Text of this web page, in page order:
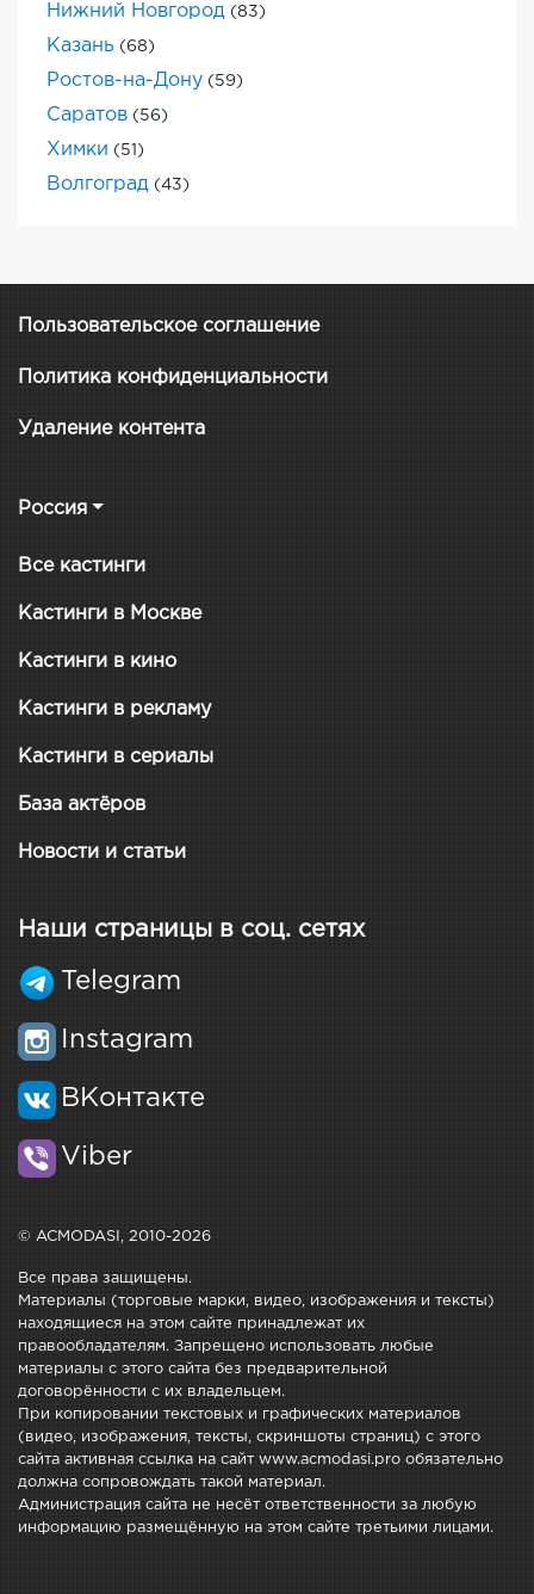
Нижний Новгород (83)
Казань (68)
Ростов-на-Дону (59)
Саратов (56)
Химки (51)
Волгоград (43)
Пользовательское соглашение
Политика конфиденциальности
Удаление контента
Россия
Все кастинги
Кастинги в Москве
Кастинги в кино
Кастинги в рекламу
Кастинги в сериалы
База актёров
Новости и статьи
Наши страницы в соц. сетях
Telegram
Instagram
ВКонтакте
Viber
© ACMODASI, 2010-2026
Все права защищены.
Материалы (торговые марки, видео, изображения и тексты)
находящиеся на этом сайте принадлежат их
правообладателям. Запрещено использовать любые
материалы с этого сайта без предварительной
договорённости с их владельцем.
При копировании текстовых и графических материалов
(видео, изображения, тексты, скриншоты страниц) с этого
сайта активная ссылка на сайт www.acmodasi.pro обязательно
должна сопровождать такой материал.
Администрация сайта не несёт ответственности за любую
информацию размещённую на этом сайте третьими лицами.